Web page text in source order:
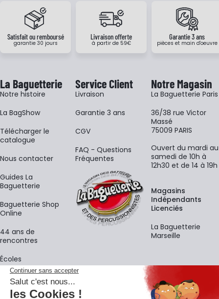
Satisfait ou remboursé
garantie 30 jours
Livraison offerte
à partir de 59€
Garantie 3 ans
pièces et main d'oeuvre
La Baguetterie
Notre histoire
La BagShow
​Télécharger le
catalogue
Nous contacter
Guides La
Baguetterie
Baguetterie Shop
Online
44 ans de
rencontres
Écoles
Service Client
Livraison
Garantie 3 ans
CGV
FAQ - Questions
Fréquentes
Notre Magasin
La Baguetterie Paris
36/38 rue Victor
Massé
75009 PARIS
Ouvert du mardi au
samedi de 10h à
12h30 et de 14 à 19h
Magasins
Indépendants
Licenciés
La Baguetterie
Marseille
La newsletter
Adresse e-mail